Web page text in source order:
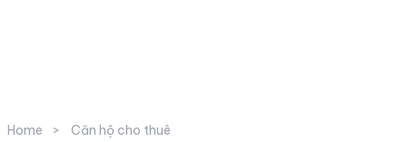
Home Căn hộ cho thuê